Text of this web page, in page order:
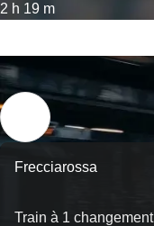
2 h 19 m
Frecciarossa
Train à 1 changement